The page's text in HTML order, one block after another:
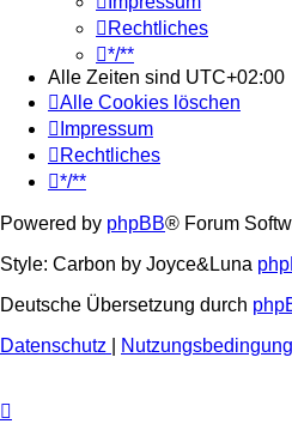
Rechtliches
*/**
Alle Zeiten sind UTC+02:00
Alle Cookies löschen
Impressum
Rechtliches
*/**
Powered by phpBB® Forum
Style: Carbon by Joyce&Luna
Deutsche Übersetzung durch
Datenschutz